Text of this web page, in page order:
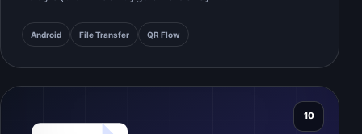
Android File Transfer QR Flow
10